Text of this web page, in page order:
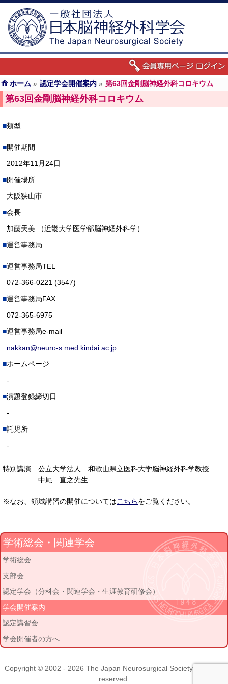
ホーム » 認定学会開催案内 » 第63回金剛脳神経外科コロキウム
第63回金剛脳神経外科コロキウム
類型
開催期間
2012年11月24日
開催場所
大阪狭山市
会長
加藤天美 （近畿大学医学部脳神経外科学）
運営事務局
運営事務局TEL
072-366-0221 (3547)
運営事務局FAX
072-365-6975
運営事務局e-mail
nakkan@neuro-s.med.kindai.ac.jp
ホームページ
-
演題登録締切日
-
託児所
-
特別講演 公立大学法人 和歌山県立医科大学脳神経外科学教授
中尾 直之先生
※なお、領域講習の開催についてはこちらをご覧ください。
学術総会・関連学会
学術総会
支部会
認定学会（分科会・関連学会・生涯教育研修会）
学会開催案内
認定講習会
学会開催者の方へ
Copyright © 2002 - 2026 The Japan Neurosurgical Society. All rights
reserved.